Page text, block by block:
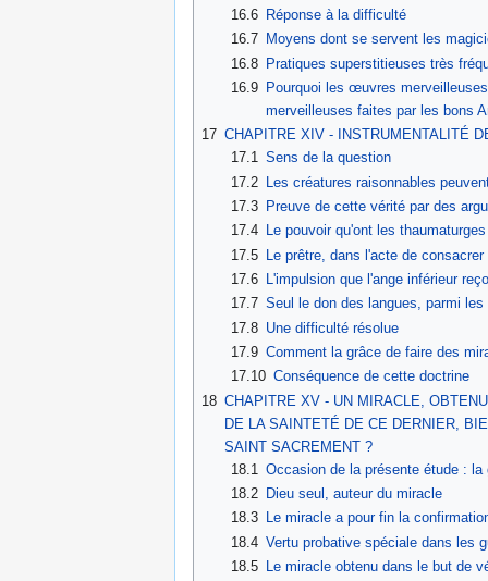
16.6
Réponse à la difficulté
16.7
Moyens dont se servent les
16.8 Pratiques superstitieuses très
16.9
Pourquoi les œuvres
merveilleuses faites par les bons
17 CHAPITRE XIV - INSTRUMENTALITÉ
17.1 Sens de la question
17.2 Les créatures raisonnables
17.3
Preuve de cette vérité par des
17.4
Le pouvoir qu'ont les
17.5 Le prêtre, dans l'acte de
17.6
L'impulsion que l'ange inférieur
17.7 Seul le don des langues, parmi
17.8 Une difficulté résolue
17.9 Comment la grâce de faire des
17.10 Conséquence de cette doctrine
18 CHAPITRE XV - UN MIRACLE,
DE LA SAINTETÉ DE CE DERNIER,
SAINT SACREMENT ?
18.1 Occasion de la présente étude : la
18.2
Dieu seul, auteur du miracle
18.3
Le miracle a pour fin la
18.4 Vertu probative spéciale dans les
18.5
Le miracle obtenu dans le but de